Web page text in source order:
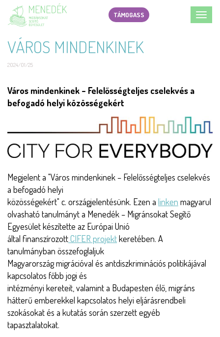
Ugrás
TÁMOGASS
VÁROS MINDENKINEK
2024/01/25
Short
description
Város mindenkinek – Felelősségteljes cselekvés a
befogadó helyi közösségekért
Törzs
Megjelent a "Város mindenkinek – Felelősségteljes cselekvés
a befogadó helyi
közösségekért" c. országjelentésünk. Ezen a linken magyarul
olvasható tanulmányt a Menedék – Migránsokat Segítő
Egyesület készítette az Európai Unió
által finanszírozottCIFER projektkeretében. A
tanulmányban összefoglaljuk
Magyarország migrációval és antdiszkriminációs politikájával
kapcsolatos főbb jogi és
intézményi kereteit, valamint a Budapesten élő, migráns
hátterű emberekkel kapcsolatos helyi eljárásrendbeli
szokásokat és a kutatás során szerzett egyéb
tapasztalatokat.